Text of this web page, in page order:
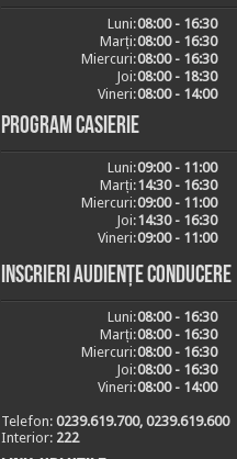
Luni:08:00 - 16:30
Marți:08:00 - 16:30
Miercuri:08:00 - 16:30
Joi:08:00 - 18:30
Vineri:08:00 - 14:00
Program casierie
Luni:09:00 - 11:00
Marți:14:30 - 16:30
Miercuri:09:00 - 11:00
Joi:14:30 - 16:30
Vineri:09:00 - 11:00
Inscrieri audiențe conducere
Luni:08:00 - 16:30
Marți:08:00 - 16:30
Miercuri:08:00 - 16:30
Joi:08:00 - 16:30
Vineri:08:00 - 14:00
Telefon: 0239.619.700, 0239.619.600
Interior: 222